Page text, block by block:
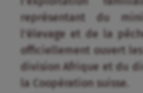
représentant du
l’élevage et de la
officiellement ouvert
division Afrique et du
la Coopération suisse.